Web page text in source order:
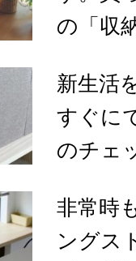
の「収
新生活
すぐに
のチェ
非常時
ングス